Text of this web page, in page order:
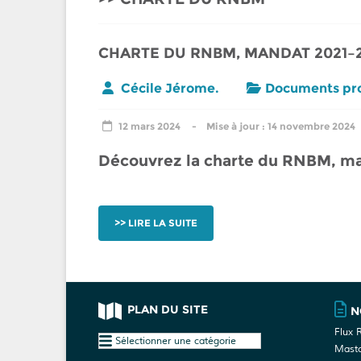
CHARTE DU RNBM, MANDAT
Cécile Jérome. Documents
12 mars 2024 14 novembre 2024
Découvrez la charte du RNBM,
LIRE LA SUITE
PLAN DU SITE
Plan
Flux